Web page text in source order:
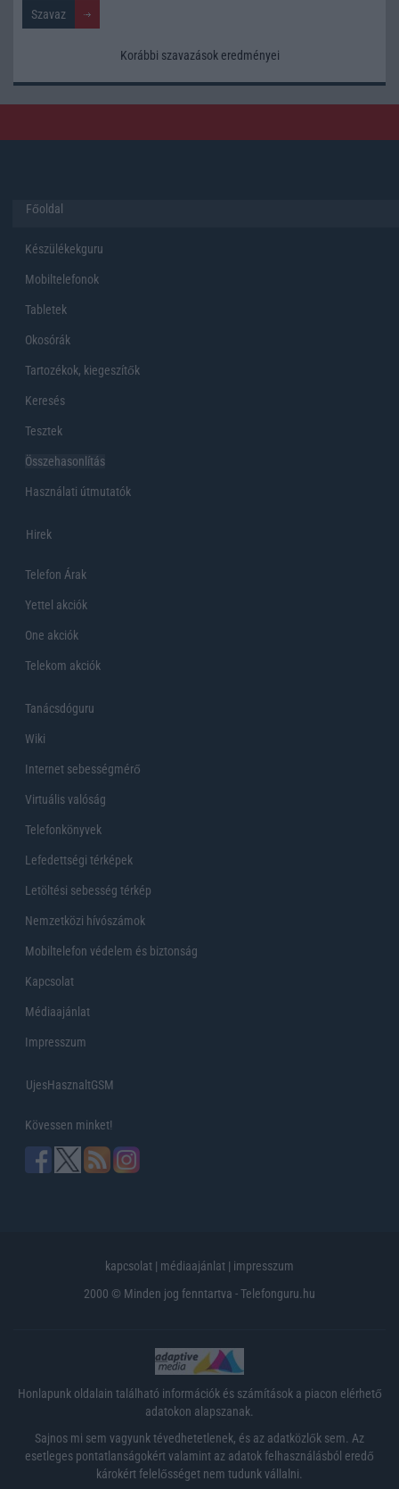
Korábbi szavazások eredményei
Főoldal
Készülékekguru
Mobiltelefonok
Tabletek
Okosórák
Tartozékok, kiegeszítők
Keresés
Tesztek
Összehasonlítás
Használati útmutatók
Hirek
Telefon Árak
Yettel akciók
One akciók
Telekom akciók
Tanácsdóguru
Wiki
Internet sebességmérő
Virtuális valóság
Telefonkönyvek
Lefedettségi térképek
Letöltési sebesség térkép
Nemzetközi hívószámok
Mobiltelefon védelem és biztonság
Kapcsolat
Médiaajánlat
Impresszum
UjesHasznaltGSM
Kövessen minket!
kapcsolat | médiaajánlat | impresszum
2000 © Minden jog fenntartva - Telefonguru.hu
Honlapunk oldalain található információk és számítások a piacon elérhető
adatokon alapszanak.
Sajnos mi sem vagyunk tévedhetetlenek, és az adatközlők sem. Az
esetleges pontatlanságokért valamint az adatok felhasználásból eredő
károkért felelősséget nem tudunk vállalni.